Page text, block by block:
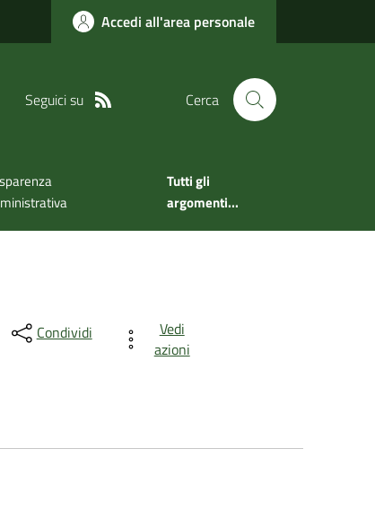
Accedi all'area personale
Seguici su Cerca
Tutti gli
argomenti...
Condividi
Vedi
azioni